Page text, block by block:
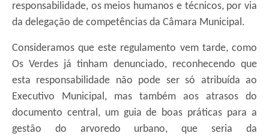
responsabilidade, os meios humanos e técnicos, por via
da delegação de competências da Câmara Municipal.
Consideramos que este regulamento vem tarde, como
Os Verdes já tinham denunciado, reconhecendo que
esta responsabilidade não pode ser só atribuída ao
Executivo Municipal, mas também aos atrasos do
documento central, um guia de boas práticas para a
gestão do arvoredo urbano, que seria da